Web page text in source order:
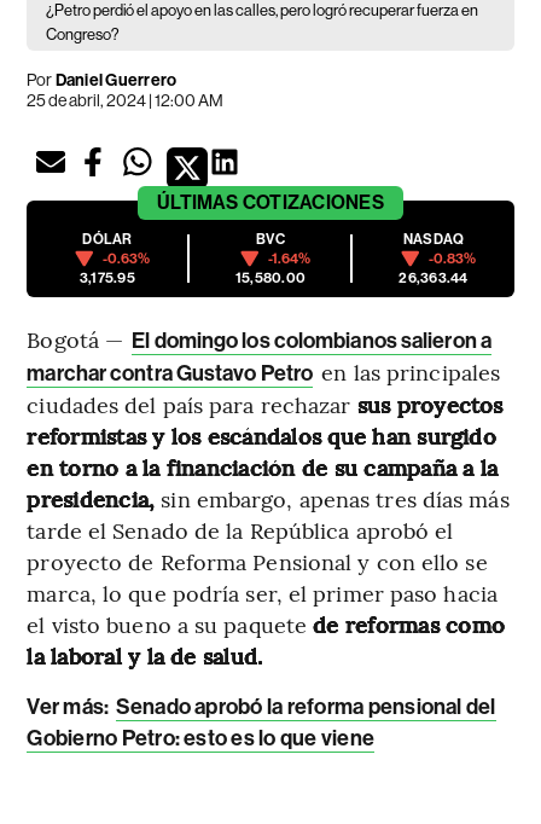
¿Petro perdió el apoyo en las calles, pero logró recuperar fuerza en
Congreso?
PorDaniel Guerrero
25 de abril, 2024 | 12:00 AM
ÚLTIMAS COTIZACIONES
DÓLAR
-0.63%
3,175.95
BVC
-1.64%
15,580.00
NASDAQ
-0.83%
26,363.44
Bogotá — El domingo los colombianos salieron a
marchar contra Gustavo Petro en las principales
ciudades del país para rechazar sus proyectos
reformistas y los escándalos que han surgido
en torno a la financiación de su campaña a la
presidencia, sin embargo, apenas tres días más
tarde el Senado de la República aprobó el
proyecto de Reforma Pensional y con ello se
marca, lo que podría ser, el primer paso hacia
el visto bueno a su paquetede reformas como
la laboral y la de salud.
Ver más: Senado aprobó la reforma pensional del
Gobierno Petro: esto es lo que viene